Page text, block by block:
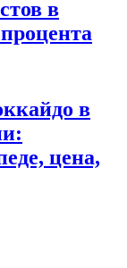
в
в
цена,